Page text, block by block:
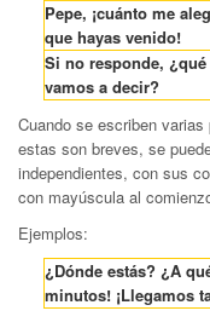
Pepe, ¡cuánto me
que hayas venido!
Si no responde,
vamos a decir?
Cuando se escriben
estas son breves, se
independientes, con sus
con mayúscula al
Ejemplos:
¿Dónde estás? ¿A
minutos! ¡Llegamos